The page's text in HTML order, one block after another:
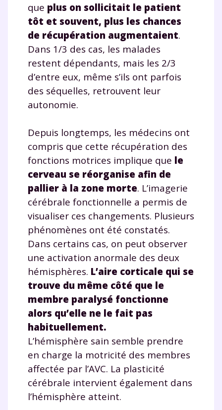
que plus on sollicitait le patient
tôt et souvent, plus les chances
de récupération augmentaient.
Dans 1/3 des cas, les malades
restent dépendants, mais les 2/3
d’entre eux, même s’ils ont parfois
des séquelles, retrouvent leur
autonomie.
Depuis longtemps, les médecins ont
compris que cette récupération des
fonctions motrices implique que le
cerveau se réorganise afin de
pallier à la zone morte. L’imagerie
cérébrale fonctionnelle a permis de
visualiser ces changements. Plusieurs
phénomènes ont été constatés.
Dans certains cas, on peut observer
une activation anormale des deux
hémisphères. L’aire corticale qui se
trouve du même côté que le
membre paralysé fonctionne
alors qu’elle ne le fait pas
habituellement.
L’hémisphère sain semble prendre
en charge la motricité des membres
affectée par l’AVC. La plasticité
cérébrale intervient également dans
l’hémisphère atteint.